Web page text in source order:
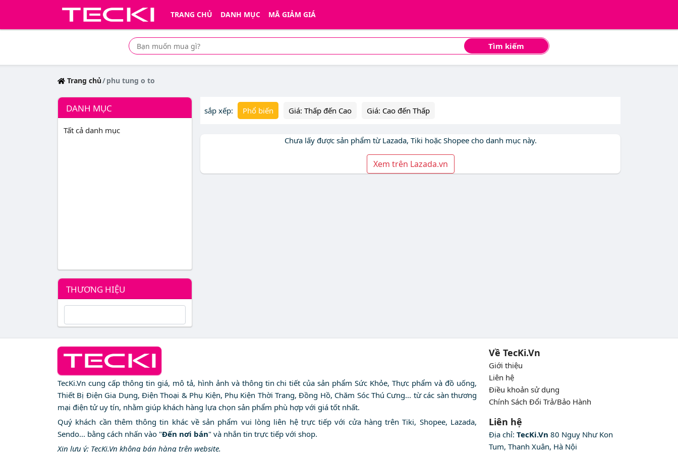
TRANG CHỦ DANH MỤC MÃ GIẢM GIÁ
Tìm kiếm
Tìm mua sản phẩm giá rẻ nhất
Trang chủ phu tung o to
DANH MỤC
Tất cả danh mục
THƯƠNG HIỆU
sắp xếp: Phổ biến Giá: Thấp đến Cao Giá: Cao đến Thấp
Chưa lấy được sản phẩm từ Lazada, Tiki hoặc Shopee cho danh mục này.
Xem trên Lazada.vn
TecKi.Vn cung cấp thông tin giá, mô tả, hình ảnh và thông tin chi tiết của sản phẩm Sức Khỏe, Thực phẩm và đồ uống,
Thiết Bị Điện Gia Dụng, Điện Thoại & Phụ Kiện, Phụ Kiện Thời Trang, Đồng Hồ, Chăm Sóc Thú Cưng... từ các sàn thương
mại điện tử uy tín, nhằm giúp khách hàng lựa chọn sản phẩm phù hợp với giá tốt nhất.
Quý khách cần thêm thông tin khác về sản phẩm vui lòng liên hệ trực tiếp với cửa hàng trên Tiki, Shopee, Lazada,
Sendo... bằng cách nhấn vào "Đến nơi bán" và nhắn tin trực tiếp với shop.
Xin lưu ý: TecKi.Vn không bán hàng trên website.
Về TecKi.Vn
Giới thiệu
Liên hệ
Điều khoản sử dụng
Chính Sách Đổi Trả/Bảo Hành
Liên hệ
Địa chỉ: TecKi.Vn 80 Nguỵ Như Kon
Tum, Thanh Xuân, Hà Nội